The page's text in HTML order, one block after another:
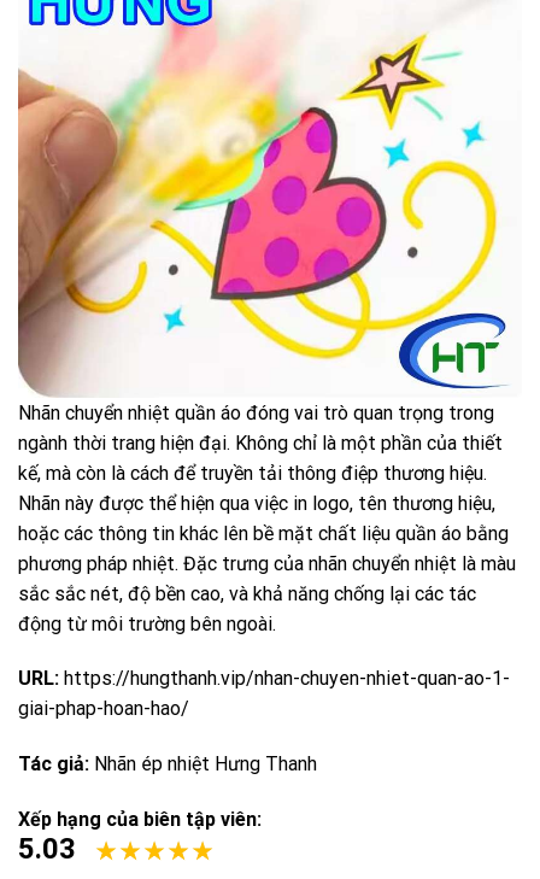
Nhãn chuyển nhiệt quần áo đóng vai trò quan trọng trong
ngành thời trang hiện đại. Không chỉ là một phần của thiết
kế, mà còn là cách để truyền tải thông điệp thương hiệu.
Nhãn này được thể hiện qua việc in logo, tên thương hiệu,
hoặc các thông tin khác lên bề mặt chất liệu quần áo bằng
phương pháp nhiệt. Đặc trưng của nhãn chuyển nhiệt là màu
sắc sắc nét, độ bền cao, và khả năng chống lại các tác
động từ môi trường bên ngoài.
URL: https://hungthanh.vip/nhan-chuyen-nhiet-quan-ao-1-
giai-phap-hoan-hao/
Tác giả: Nhãn ép nhiệt Hưng Thanh
Xếp hạng của biên tập viên:
5.03